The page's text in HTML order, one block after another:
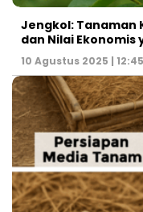
Jengkol: Tanaman
dan Nilai Ekonomis
10 Agustus 2025 |